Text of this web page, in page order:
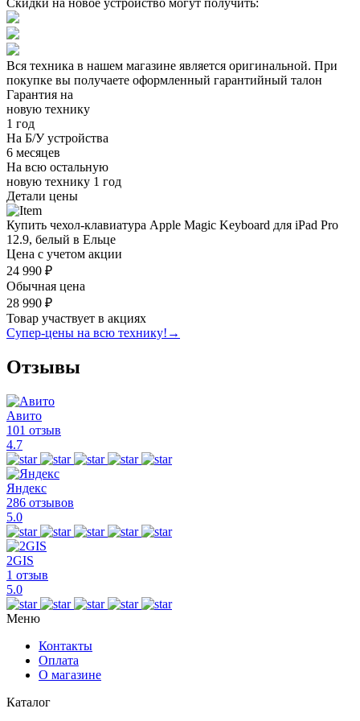
Вся техника в нашем магазине является оригинальной. При
покупке вы получаете оформленный гарантийный талон
Гарантия на
новую технику
1 год
На Б/У устройства
6 месяцев
На всю остальную
новую технику 1 год
Детали цены
Купить чехол-клавиатура Apple Magic Keyboard для iPad Pro
12.9, белый в Ельце
Цена с учетом акции
24 990 ₽
Обычная цена
28 990 ₽
Товар участвует в акциях
Супер-цены на всю технику! →
Отзывы
Авито
101 отзыв
4.7
Яндекс
286 отзывов
5.0
2GIS
1 отзыв
5.0
Меню
Контакты
Оплата
О магазине
Каталог